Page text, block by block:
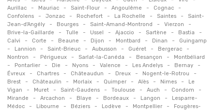
Aurillac - Mauriac - Saint-Flour - Angoulême - Cognac -
Confolens - Jonzac - Rochefort - La Rochelle - Saintes -
Saint-
Jean-d'Angély
- Bourges - Saint-Amand-Montrond - Vierzon -
Brive-la-Gaillarde - Tulle - Ussel - Ajaccio - Sartène - Bastia -
Calvi - Corte - Beaune - Dijon - Montbard - Dinan - Guingamp
- Lannion - Saint-Brieuc - Aubusson - Guéret - Bergerac -
Nontron - Périgueux - Sarlat-la-Canéda - Besançon - Montbéliard
- Pontarlier - Die - Nyons - Valence - Les Andelys - Bernay -
Évreux - Chartres - Châteaudun - Dreux - Nogent-le-Rotrou -
Brest - Châteaulin - Morlaix - Quimper - Alès - Nimes -
Le
Vigan
- Muret - Saint-Gaudens - Toulouse - Auch - Condom -
Mirande - Arcachon - Blaye - Bordeaux - Langon -
Lesparre-
Médoc
- Libourne - Béziers - Lodève - Montpellier -
Fougères-